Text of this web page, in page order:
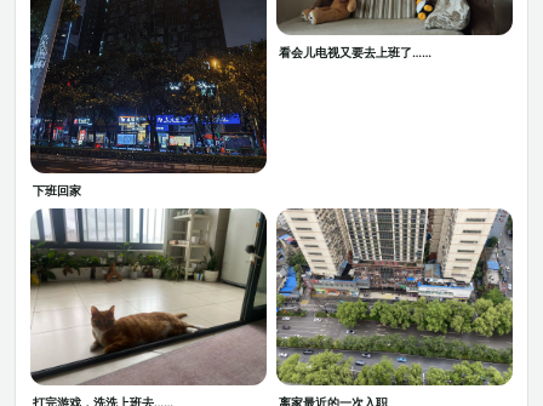
下班回家
看会儿电视又要去上班了……
打完游戏，洗洗上班去…… 离家最近的一次入职